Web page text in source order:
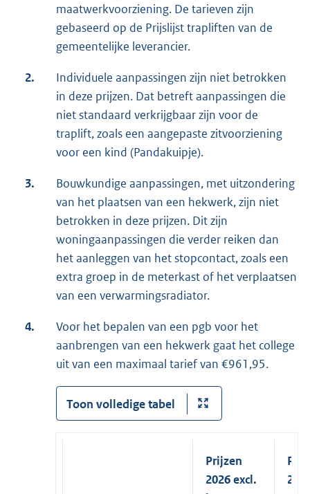
maatwerkvoorziening. De tarieven zijn
gebaseerd op de Prijslijst trapliften van de
gemeentelijke leverancier.
2.
Individuele aanpassingen zijn niet betrokken
in deze prijzen. Dat betreft aanpassingen die
niet standaard verkrijgbaar zijn voor de
traplift, zoals een aangepaste zitvoorziening
voor een kind (Pandakuipje).
3.
Bouwkundige aanpassingen, met uitzondering
van het plaatsen van een hekwerk, zijn niet
betrokken in deze prijzen. Dit zijn
woningaanpassingen die verder reiken dan
het aanleggen van het stopcontact, zoals een
extra groep in de meterkast of het verplaatsen
van een verwarmingsradiator.
4.
Voor het bepalen van een pgb voor het
aanbrengen van een hekwerk gaat het college
uit van een maximaal tarief van €961,95.
Toon volledige tabel
Prijzen
2026 excl.